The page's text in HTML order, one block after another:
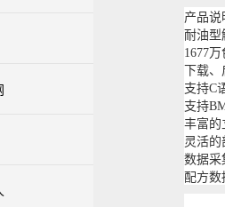
产品说
耐油型
1677
下载
支持C
支持
丰富的
灵活的
数据采
配方数